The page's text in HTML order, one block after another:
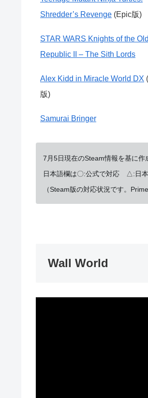
Shredder’s Revenge (Epic版)
STAR WARS Knights of the Old
Republic II – The Sith Lords
Alex Kidd in Miracle World DX
版)
Samurai Bringer
7月5日現在のSteam情報を基に作
日本語欄は〇:公式で対応 △:日
（Steam版の対応状況です。
Wall World